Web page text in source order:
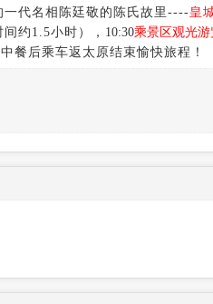
代名相陈廷敬的陈氏故里----皇
约1.5小时）， 10:30乘景区观光游
中餐后乘车返太原结束愉快旅程！